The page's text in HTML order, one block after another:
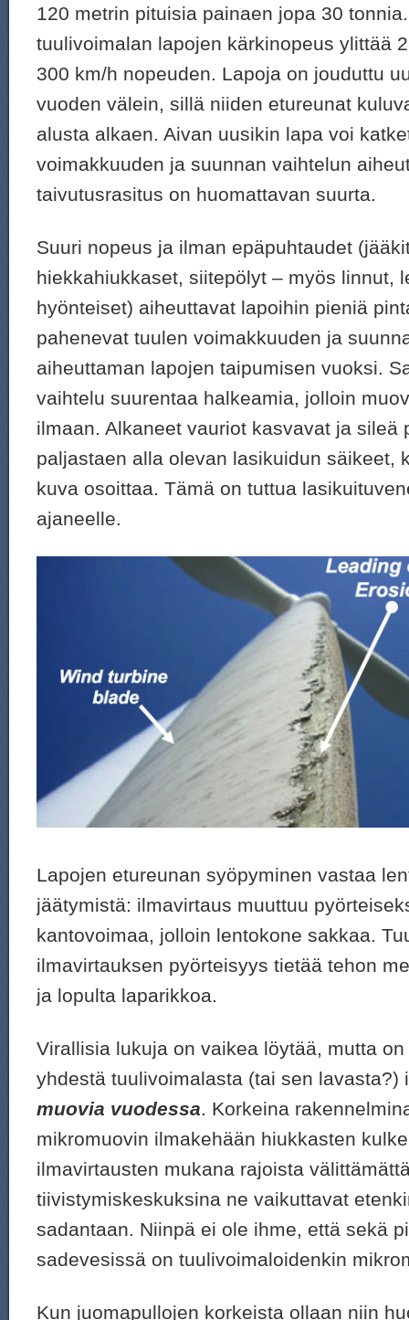
120 metrin pituisia painaen jopa 30
tuulivoimalan lapojen kärkinopeus ylittää
300 km/h nopeuden. Lapoja on jouduttu
vuoden välein, sillä niiden etureunat
alusta alkaen. Aivan uusikin lapa voi
voimakkuuden ja suunnan vaihtelun
taivutusrasitus on huomattavan suurta.
Suuri nopeus ja ilman epäpuhtaudet
hiekkahiukkaset, siitepölyt – myös linnut,
hyönteiset) aiheuttavat lapoihin pieniä
pahenevat tuulen voimakkuuden ja
aiheuttaman lapojen taipumisen vuoksi.
vaihtelu suurentaa halkeamia, jolloin
ilmaan. Alkaneet vauriot kasvavat ja sileä
paljastaen alla olevan lasikuidun säikeet,
kuva osoittaa. Tämä on tuttua
ajaneelle.
Lapojen etureunan syöpyminen vastaa
jäätymistä: ilmavirtaus muuttuu
kantovoimaa, jolloin lentokone sakkaa.
ilmavirtauksen pyörteisyys tietää tehon
ja lopulta laparikkoa.
Virallisia lukuja on vaikea löytää, mutta
yhdestä tuulivoimalasta (tai sen lavasta?)
muovia vuodessa. Korkeina
mikromuovin ilmakehään hiukkasten
ilmavirtausten mukana rajoista
tiivistymiskeskuksina ne vaikuttavat
sadantaan. Niinpä ei ole ihme, että sekä
sadevesissä on tuulivoimaloidenkin
Kun juomapullojen korkeista ollaan niin